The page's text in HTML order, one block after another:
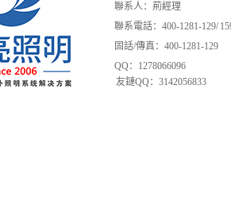
聯系人：荊經理
聯系電話：400-1281-129/
固話/傳真：400-1281-129
QQ：1278066096
友鏈QQ：3142056833